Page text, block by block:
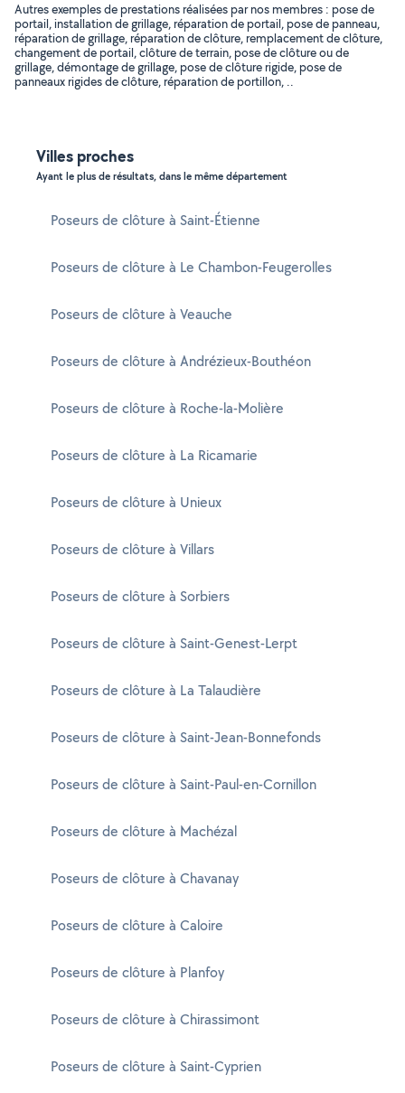
Autres exemples de prestations réalisées par nos membres : pose de
portail, installation de grillage, réparation de portail, pose de panneau,
réparation de grillage, réparation de clôture, remplacement de clôture,
changement de portail, clôture de terrain, pose de clôture ou de
grillage, démontage de grillage, pose de clôture rigide, pose de
panneaux rigides de clôture, réparation de portillon, ..
Villes proches
Ayant le plus de résultats, dans le même département
Poseurs de clôture à Saint-Étienne
Poseurs de clôture à Le Chambon-Feugerolles
Poseurs de clôture à Veauche
Poseurs de clôture à Andrézieux-Bouthéon
Poseurs de clôture à Roche-la-Molière
Poseurs de clôture à La Ricamarie
Poseurs de clôture à Unieux
Poseurs de clôture à Villars
Poseurs de clôture à Sorbiers
Poseurs de clôture à Saint-Genest-Lerpt
Poseurs de clôture à La Talaudière
Poseurs de clôture à Saint-Jean-Bonnefonds
Poseurs de clôture à Saint-Paul-en-Cornillon
Poseurs de clôture à Machézal
Poseurs de clôture à Chavanay
Poseurs de clôture à Caloire
Poseurs de clôture à Planfoy
Poseurs de clôture à Chirassimont
Poseurs de clôture à Saint-Cyprien